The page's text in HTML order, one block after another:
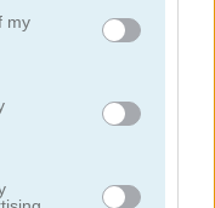
You may click to
third-party tags to
in below Google
my